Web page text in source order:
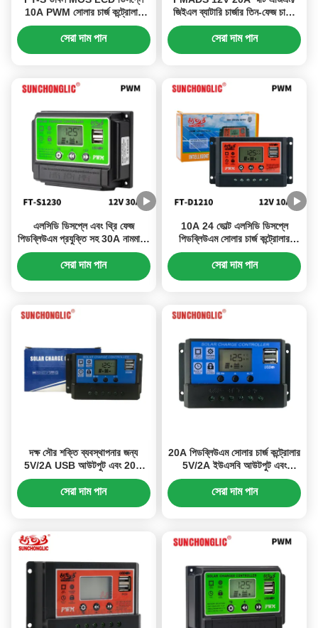
10A PWM সোলার চার্জ কন্ট্রোলার
12V 24V সিস্টেমের জন্য তিন-পর্যায়ের
চার্জিং সহ
সেরা দাম পান
জিইএল ব্যাটারি চার্জার তিন-ফেজ চার্জিং
এবং LED ডিসপ্লে সহ, সীসা-অ্যাসিড
ব্যাটারিগুলির সাথে সামঞ্জস্যপূর্ণ
সেরা দাম পান
এলসিডি ডিসপ্লে এবং থ্রি ফেজ
পিডব্লিউএম প্রযুক্তি সহ 30A নামমাত্র
বর্তমান পিডব্লিউএম সৌর চার্জ নিয়ামক
সেরা দাম পান
10A 24 ভোল্ট এলসিডি ডিসপ্লে
পিডব্লিউএম সোলার চার্জ কন্ট্রোলার
ম্যানুয়াল সেটিংস এবং ইউএসবি আউটপুট
সহ
সেরা দাম পান
দক্ষ সৌর শক্তি ব্যবস্থাপনার জন্য
5V/2A USB আউটপুট এবং 20A
রেটেড কারেন্ট সহ 12V/24V PWM
সোলার চার্জ কন্ট্রোলার
সেরা দাম পান
20A পিডব্লিউএম সোলার চার্জ কন্ট্রোলার
5V/2A ইউএসবি আউটপুট এবং
12V/24V সিস্টেমের জন্য পাওয়ার-কাট
মেমরি ফাংশন সহ
সেরা দাম পান